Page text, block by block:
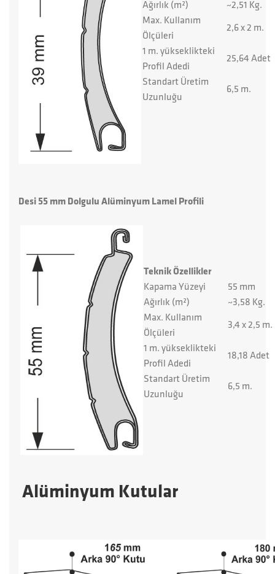
Ağırlık (m²)
~2,51 Kg.
Max. Kullanım
Ölçüleri
2,6 x 2 m.
1 m. yükseklikteki
Profil Adedi
25,64 Adet
Standart Üretim
Uzunluğu
6,5 m.
Desi 55 mm Dolgulu Alüminyum Lamel Profili
Teknik Özellikler
Kapama Yüzeyi
55 mm
Ağırlık (m²)
~3,58 Kg.
Max. Kullanım
Ölçüleri
3,4 x 2,5 m.
1 m. yükseklikteki
Profil Adedi
18,18 Adet
Standart Üretim
Uzunluğu
6,5 m.
Alüminyum Kutular